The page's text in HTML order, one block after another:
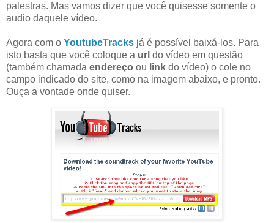
palestras. Mas vamos dizer que você quisesse somente o
audio daquele vídeo.
Agora com o YoutubeTracks já é possível baixá-los. Para
isto basta que você coloque a url do vídeo em questão
(também chamada endereço ou link do vídeo) o cole no
campo indicado do site, como na imagem abaixo, e pronto.
Ouça a vontade onde quiser.